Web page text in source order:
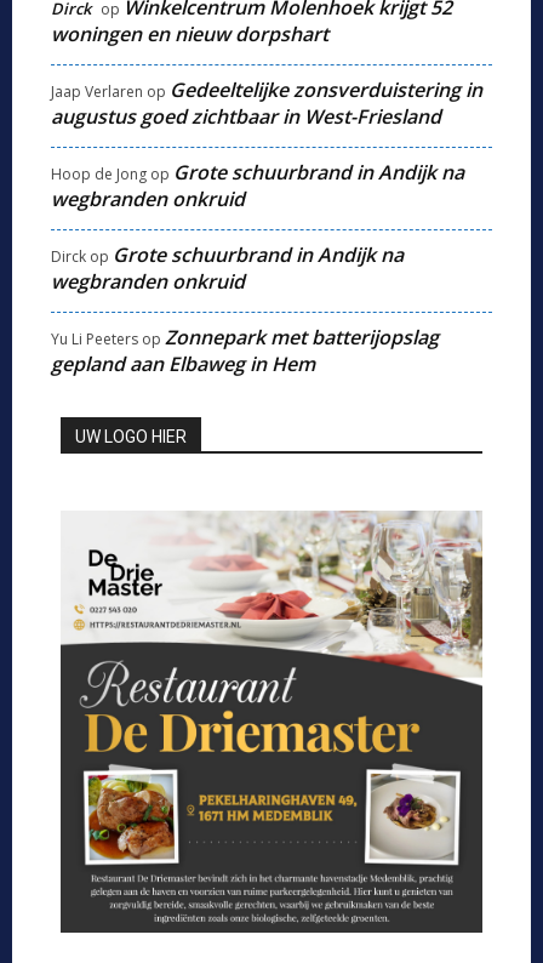
Dirck op Winkelcentrum Molenhoek krijgt 52
woningen en nieuw dorpshart
Jaap Verlaren op Gedeeltelijke zonsverduistering in
augustus goed zichtbaar in West-Friesland
Hoop de Jong op Grote schuurbrand in Andijk na
wegbranden onkruid
Dirck op Grote schuurbrand in Andijk na
wegbranden onkruid
Yu Li Peeters op Zonnepark met batterijopslag
gepland aan Elbaweg in Hem
UW LOGO HIER